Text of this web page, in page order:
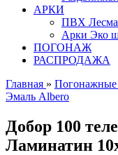
АРКИ
ПВХ Лесма
Арки Эко
ПОГОНАЖ
РАСПРОДАЖА
Главная » Погонажные
Эмаль Albero
Добор 100
Ламинатин